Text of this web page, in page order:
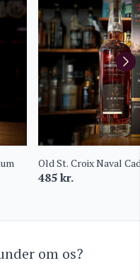
Old St. Croix Naval
485kr.
om os?